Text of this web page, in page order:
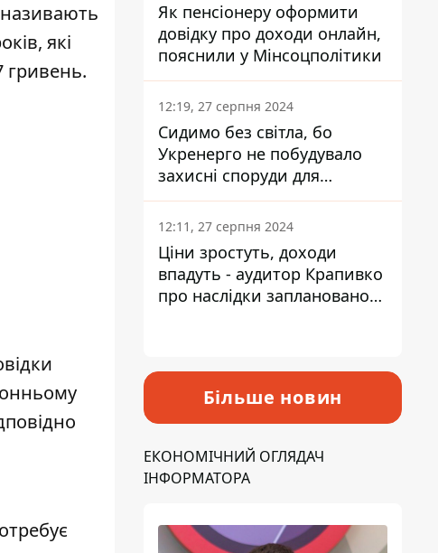
які
гривень.
Як пенсіонеру оформити
довідку про доходи онлайн,
пояснили у Мінсоцполітики
12:19, 27 серпня 2024
Сидимо без світла, бо
Укренерго не побудувало
захисні споруди для
енергетики - нардеп
Кучеренко
12:11, 27 серпня 2024
Ціни зростуть, доходи
впадуть - аудитор Крапивко
про наслідки запланованого
Більше новин
ЕКОНОМІЧНИЙ ОГЛЯДАЧ
ІНФОРМАТОРА